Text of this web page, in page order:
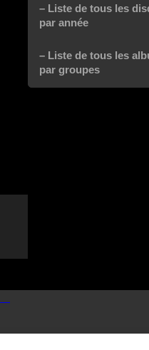
– Liste de tous les
par année
– Liste de tous les
par groupes